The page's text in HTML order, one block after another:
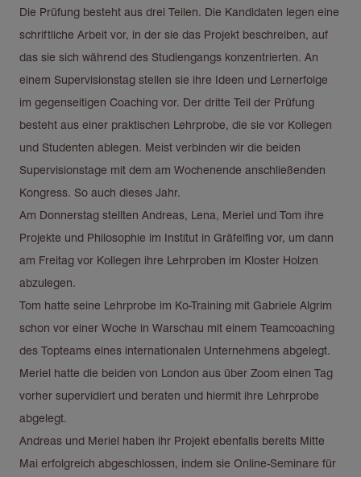
Die Prüfung besteht aus drei Teilen. Die Kandidaten legen eine
schriftliche Arbeit vor, in der sie das Projekt beschreiben, auf
das sie sich während des Studiengangs konzentrierten. An
einem Supervisionstag stellen sie ihre Ideen und Lernerfolge
im gegenseitigen Coaching vor. Der dritte Teil der Prüfung
besteht aus einer praktischen Lehrprobe, die sie vor Kollegen
und Studenten ablegen. Meist verbinden wir die beiden
Supervisionstage mit dem am Wochenende anschließenden
Kongress. So auch dieses Jahr.
Am Donnerstag stellten Andreas, Lena, Meriel und Tom ihre
Projekte und Philosophie im Institut in Gräfelfing vor, um dann
am Freitag vor Kollegen ihre Lehrproben im Kloster Holzen
abzulegen.
Tom hatte seine Lehrprobe im Ko-Training mit Gabriele Algrim
schon vor einer Woche in Warschau mit einem Teamcoaching
des Topteams eines internationalen Unternehmens abgelegt.
Meriel hatte die beiden von London aus über Zoom einen Tag
vorher supervidiert und beraten und hiermit ihre Lehrprobe
abgelegt.
Andreas und Meriel haben ihr Projekt ebenfalls bereits Mitte
Mai erfolgreich abgeschlossen, indem sie Online-Seminare für